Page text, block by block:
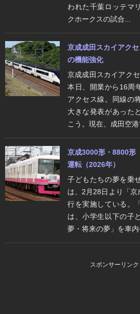
われた千葉ロッテマ
クホークスの試合...
京成成田スカイアク
の機能強化
京成成田スカイアク
本日、開業から16周
アクセス線。同線の
大きな発表があった
こう。現在、成田空港
京成3000形・8800形
運転（2026年）
子どもたちの夢を乗
は、2月28日より「
行を実施している。
は、小学生以下の子
夢・将来の夢」を車内
スポンサーリンク